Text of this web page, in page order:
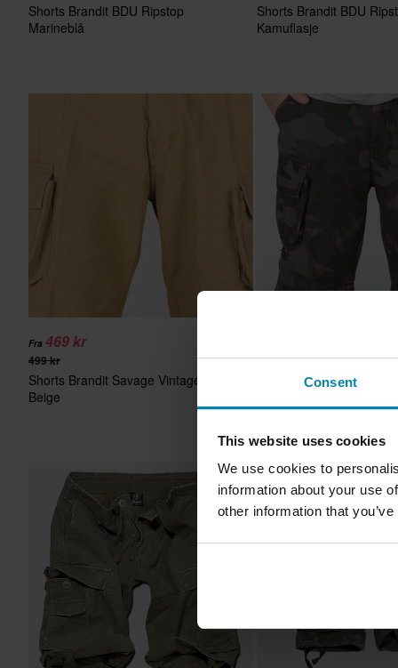
Consent
This website uses cookies
We use cookies to
information about your use
other information that
Shorts Brandit BDU Ripstop
Marineblå
Shorts Brandit BDU
Kamuflasje
Fra 469 kr
499 kr
Shorts Brandit Savage Vintage
Beige
499 kr
2
Superpris!